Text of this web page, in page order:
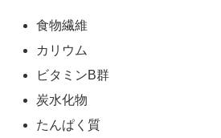
食物繊維
カリウム
ビタミンB群
炭水化物
たんぱく質